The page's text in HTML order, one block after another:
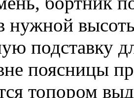
нужной
подставку
поясницы
топором